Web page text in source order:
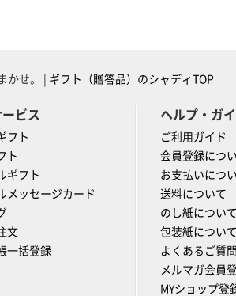
かせ。 | ギフト（贈答品）のシャディTOP
ビス
フト
ト
ギフト
メッセージカード
文
一括登録
ヘルプ・ガ
ご利用ガイド
会員登録につ
お支払いにつ
送料について
のし紙について
包装紙について
よくあるご質問
メルマガ会員
MYショップ登